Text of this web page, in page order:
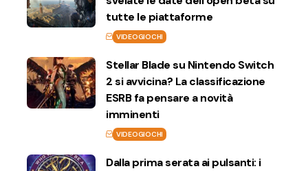
tutte le piattaforme
VIDEOGIOCHI
Stellar Blade su Nintendo Switch
2 si avvicina? La classificazione
ESRB fa pensare a novità
imminenti
VIDEOGIOCHI
Dalla prima serata ai pulsanti: i